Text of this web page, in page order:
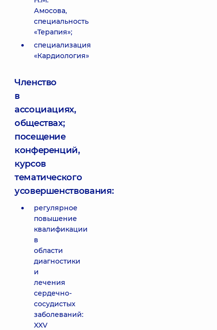
Амосова,
специальность
«Терапия»;
специализация
«Кардиология»
Членство
в
ассоциациях,
обществах;
посещение
конференций,
курсов
тематического
усовершенствования:
регулярное
повышение
квалификации
в
области
диагностики
и
лечения
сердечно-
сосудистых
заболеваний:
XXV